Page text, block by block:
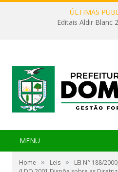
ÚLTIMAS
Editais Aldir Blanc
MENU
Home » Leis »
LEI N° 188/